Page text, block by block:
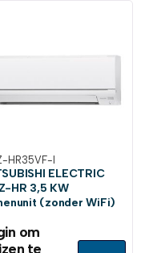
HR35VF-I
ELECTRIC
HR 3,5 KW
(zonder WiFi)
om
te